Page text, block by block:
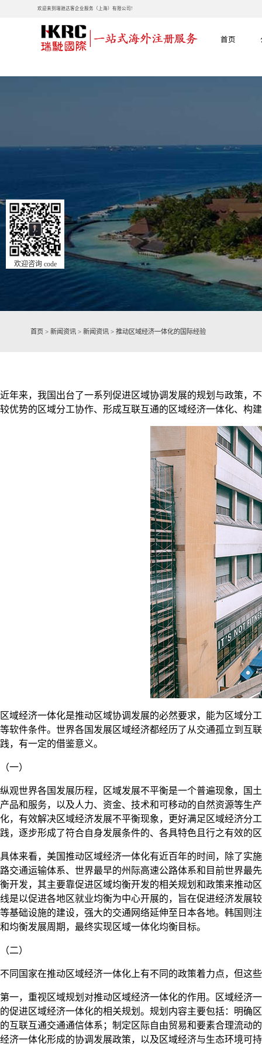
欢迎来到瑞驰达客企业服务（上海）有限公司!
首页
首页 > 新闻资讯 > 新闻资讯 > 推动区域经济一体化的国际经验
近年来，我国出台了一系列促进区域协调发展的规划与政策，
较优势的区域分工协作、形成互联互通的区域经济一体化、构
区域经济一体化是推动区域协调发展的必然要求，能为区域分
等软件条件。世界各国发展区域经济都经历了从交通孤立到互
践，有一定的借鉴意义。
（一）
纵观世界各国发展历程，区域发展不平衡是一个普遍现象，国
产品和服务，以及人力、资金、技术和可移动的自然资源等生
化，有效解决区域经济发展不平衡现象，更好满足区域经济分
践，逐步形成了符合自身发展条件的、各具特色且行之有效的
具体来看，美国推动区域经济一体化有近百年的时间，除了实
路交通运输体系、世界最早的州际高速公路体系和目前世界最
衡开发，其主要靠促进区域均衡开发的相关规划和政策来推动
线是以促进各地区就业均衡为中心开展的，旨在促进经济发展
等基础设施的建设，强大的交通网络延伸至日本各地。韩国则
和均衡发展周期，最终实现区域一体化均衡目标。
（二）
不同国家在推动区域经济一体化上有不同的政策着力点，但这
第一，重视区域规划对推动区域经济一体化的作用。区域经济
的促进区域经济一体化的相关规划。规划内容主要包括：明确
的互联互通交通通信体系；制定区际自由贸易和要素合理流动
经济一体化形成的协调发展政策，以及区域经济与生态环境可
欢迎咨询 code